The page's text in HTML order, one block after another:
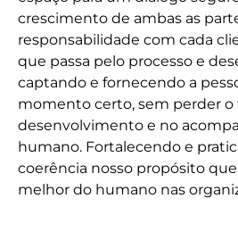
crescimento de ambas as
responsabilidade com cada
que passa pelo processo e
captando e fornecendo a
momento certo, sem perder o
desenvolvimento e no
humano. Fortalecendo e
coerência nosso propósito
melhor do humano nas